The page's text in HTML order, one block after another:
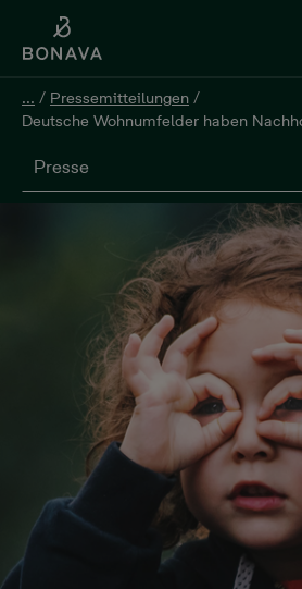
... / Pressemitteilungen /
Deutsche Wohnumfelder haben
Presse